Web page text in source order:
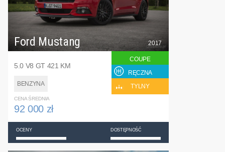
Ford Mustang
5.0 V8 GT 421 KM
BENZYNA
2017
COUPE
RĘCZNA
TYLNY
CENA ŚREDNIA
92 000 zł
OCENY DOSTĘPNOŚĆ